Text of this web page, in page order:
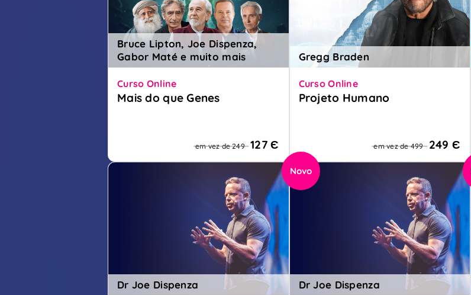
Bruce Lipton, Joe Dispenza,
Gabor Maté e muito mais
Curso Online
Mais do que Genes
em vez de 249 127 Є
Gregg Braden
Curso Online
Projeto Humano
despertar a inteligência codificada
em cada célula do seu corpo.
em vez de 499 249 Є
Dr Joe Dispenza
Novo
Dr Joe Dispenza